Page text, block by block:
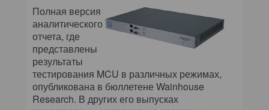
Полная версия
аналитического
отчета, где
представлены
результаты
тестирования MCU в различных режимах,
опубликована в бюллетене Wainhouse
Research. В других его выпусках